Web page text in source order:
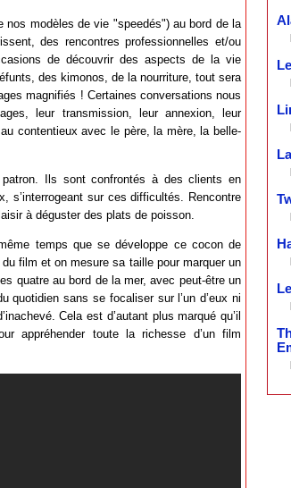
nos modèles de vie "speedés") au bord de la
des rencontres professionnelles et/ou
de découvrir des aspects de la vie
des kimonos, de la nourriture, tout sera
magnifiés ! Certaines conversations nous
leur transmission, leur annexion, leur
contentieux avec le père, la mère, la belle-
Ils sont confrontés à des clients en
s’interrogeant sur ces difficultés. Rencontre
à déguster des plats de poisson.
temps que se développe ce cocon de
film et on mesure sa taille pour marquer un
quatre au bord de la mer, avec peut-être un
quotidien sans se focaliser sur l’un d’eux ni
Cela est d’autant plus marqué qu’il
appréhender toute la richesse d’un film